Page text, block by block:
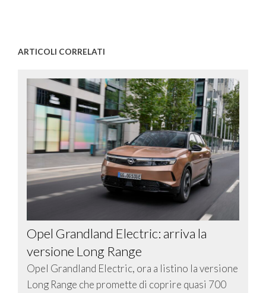
ARTICOLI CORRELATI
Opel Grandland Electric: arriva la
versione Long Range
Opel Grandland Electric, ora a listino la versione
Long Range che promette di coprire quasi 700